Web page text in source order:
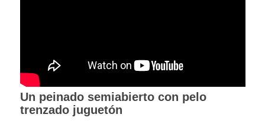
Un peinado semiabierto con pelo
trenzado juguetón